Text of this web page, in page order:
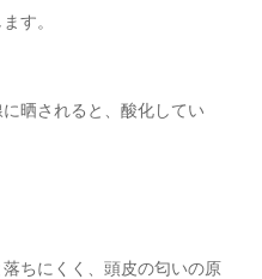
す。
晒されると、酸化してい
ちにくく、頭皮の匂いの原